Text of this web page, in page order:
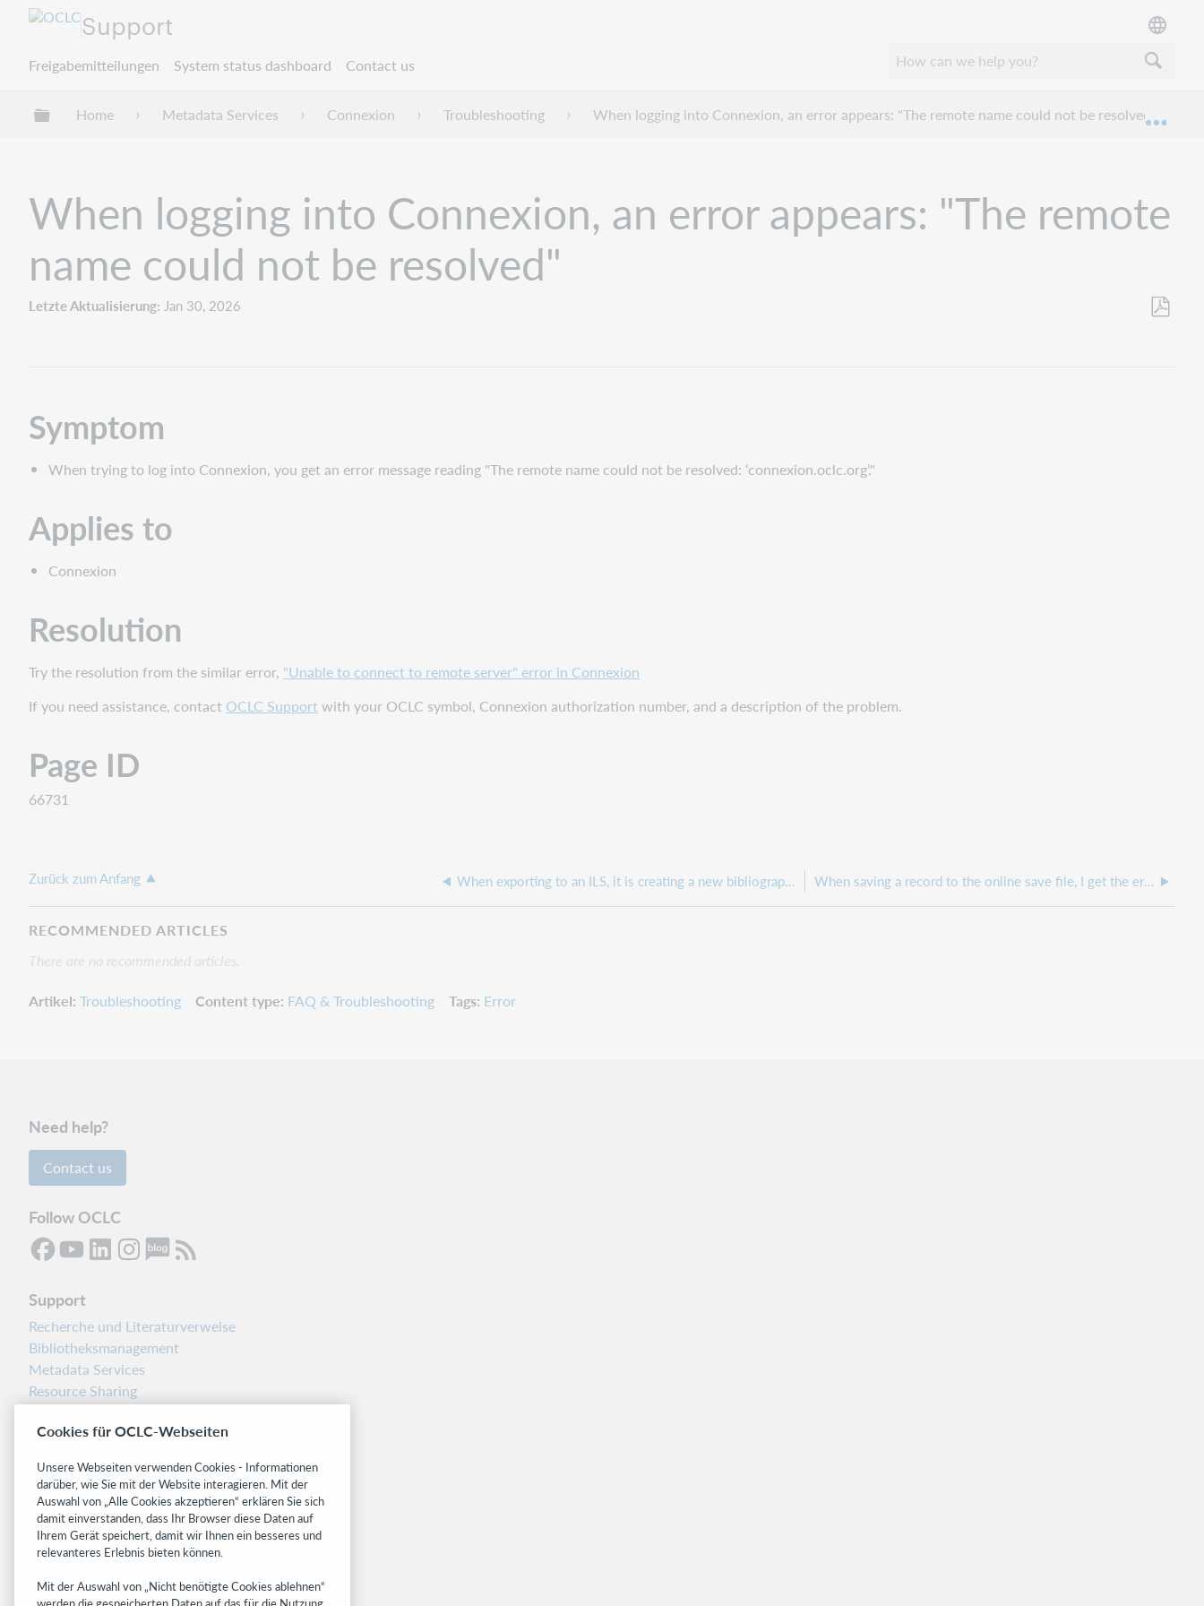
Support
Freigabemitteilungen System status dashboard Contact us
Globale Hierarchie expandieren/verbergen
Home Metadata Services Connexion Troubleshooting When logging into Connexion, an error appears: "The remote name could not be resolved"
When logging into Connexion, an error appears: "The remote
name could not be resolved"
Letzte Aktualisierung Jan 30, 2026
Symptom
When trying to log into Connexion, you get an error message reading "The remote name could not be resolved: ‘connexion.oclc.org’."
Applies to
Connexion
Resolution
Try the resolution from the similar error, "Unable to connect to remote server" error in Connexion
If you need assistance, contact OCLC Supportwith your OCLC symbol, Connexion authorization number, and a description of the problem.
Page ID
66731
Zurück zum Anfang When exporting to an ILS, it is creating a new bibliographic record instead of overlaying in the ILS When saving a record to the online save file, I get the error message "unable to save", why?
RECOMMENDED ARTICLES
There are no recommended articles.
Artikel Troubleshooting Content type FAQ & Troubleshooting Tags Error
Need help?
Contact us
Follow OCLC
Support
Recherche und Literaturverweise
Bibliotheksmanagement
Metadata Services
Resource Sharing
Freigabemitteilungen
Related sites
OCLC.org
BibFormats
Research
Cookies für OCLC-Webseiten
Unsere Webseiten verwenden Cookies - Informationen
darüber, wie Sie mit der Website interagieren. Mit der
Auswahl von „Alle Cookies akzeptieren“ erklären Sie sich
damit einverstanden, dass Ihr Browser diese Daten auf
Ihrem Gerät speichert, damit wir Ihnen ein besseres und
relevanteres Erlebnis bieten können.
Mit der Auswahl von „Nicht benötigte Cookies ablehnen“